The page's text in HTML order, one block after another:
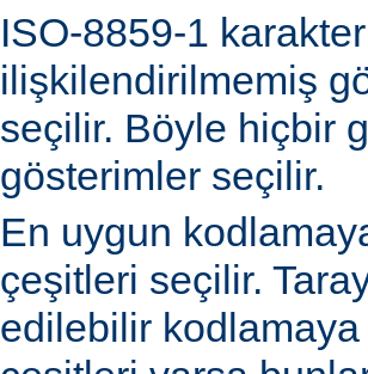
ISO-8859-1
ilişkilendirilmemiş
seçilir. Böyle hiçbir
gösterimler seçilir.
En uygun
çeşitleri seçilir.
edilebilir